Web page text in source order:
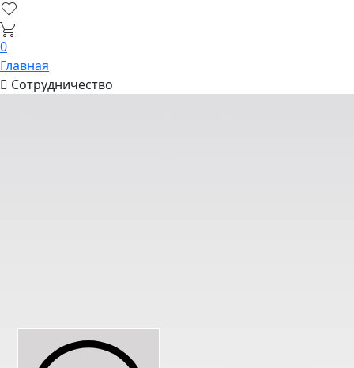
0
Главная
Сотрудничество